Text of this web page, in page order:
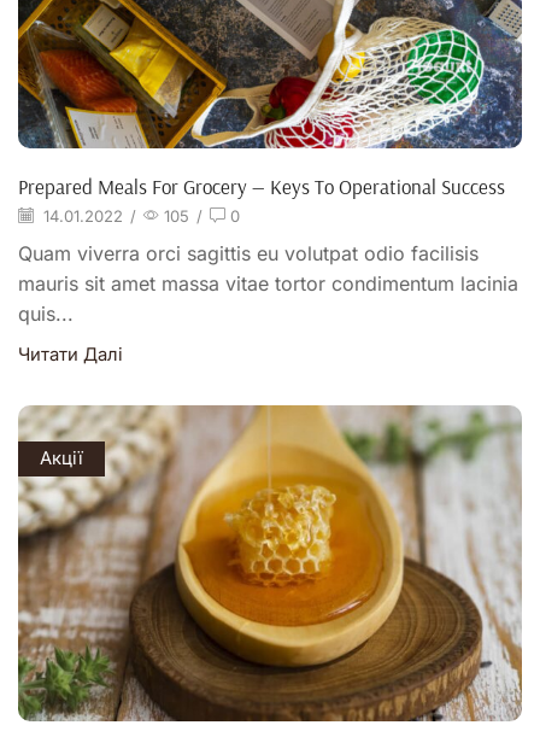
Prepared Meals For Grocery — Keys To Operational Success
14.01.2022 / 105 / 0
Quam viverra orci sagittis eu volutpat odio facilisis
mauris sit amet massa vitae tortor condimentum lacinia
quis...
Читати Далі
Акції